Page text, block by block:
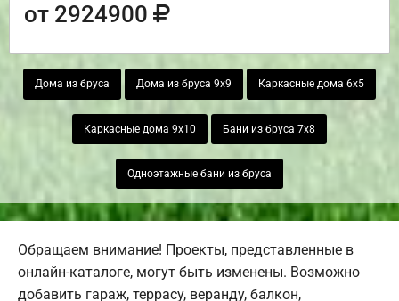
от 2924900
Дома из бруса Дома из бруса 9х9 Каркасные дома 6х5
Каркасные дома 9х10 Бани из бруса 7х8
Одноэтажные бани из бруса
Обращаем внимание! Проекты, представленные в
онлайн-каталоге, могут быть изменены. Возможно
добавить гараж, террасу, веранду, балкон,